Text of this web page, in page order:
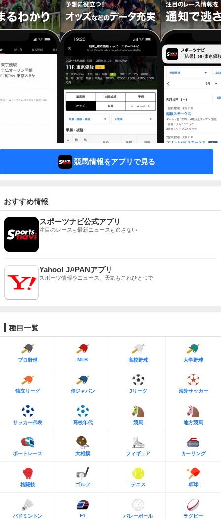
競馬情報をアプリで見る
おすすめ情報
スポーツナビ公式アプリ
注目のレースも最新ニュースも逃さない
Yahoo! JAPANアプリ
スポーツ情報やニュース、天気もこれひとつで
種目一覧
プロ野球 MLB 高校野球 大学野球
独立リーグ 侍ジャパン Jリーグ 海外サッカー
サッカー代表 高校年代 競馬 地方競馬
ボートレース 大相撲 フィギュア カーリング
格闘技 ゴルフ テニス 卓球
バドミントン F1 バレーボール ラグビー